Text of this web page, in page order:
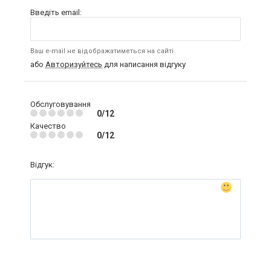
Введіть email:
Ваш e-mail не відображатиметься на сайті
або Авторизуйтесь для написання відгуку
Обслуговування
0/12
Качество
0/12
Відгук: